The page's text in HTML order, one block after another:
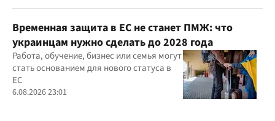
Временная защита в ЕС не станет ПМЖ: что
украинцам нужно сделать до 2028 года
Работа, обучение, бизнес или семья могут
стать основанием для нового статуса в
ЕС
6.08.2026 23:01